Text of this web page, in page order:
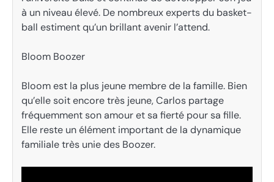
à un niveau élevé. De nombreux experts du basket-
ball estiment qu’un brillant avenir l’attend.
Bloom Boozer
Bloom est la plus jeune membre de la famille. Bien
qu’elle soit encore très jeune, Carlos partage
fréquemment son amour et sa fierté pour sa fille.
Elle reste un élément important de la dynamique
familiale très unie des Boozer.